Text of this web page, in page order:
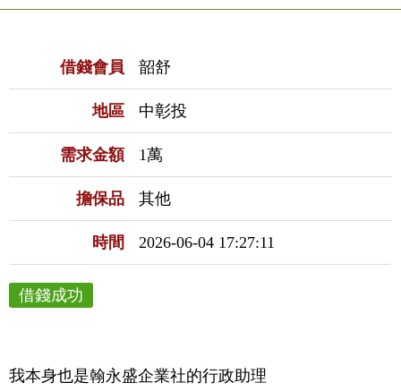
借錢會員 韶舒
地區 中彰投
需求金額 1萬
擔保品 其他
時間 2026-06-04 17:27:11
借錢成功
我本身也是翰永盛企業社的行政助理